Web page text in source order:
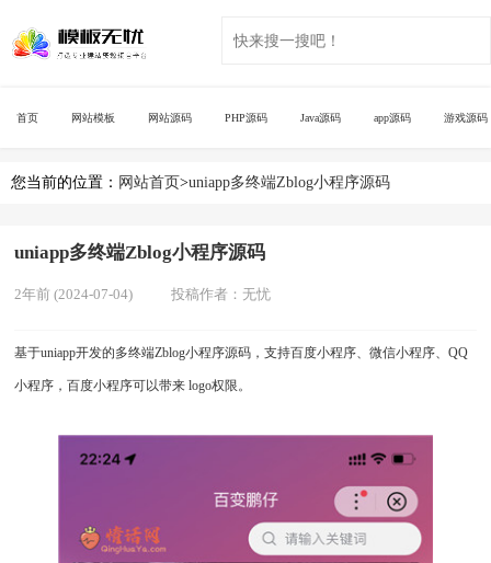
首页 网站模板 网站源码 PHP源码 Java源码 app源码 游戏源码
您当前的位置： 网站首页>uniapp多终端Zblog小程序源码
uniapp多终端Zblog小程序源码
2年前 (2024-07-04) 投稿作者： 无忧
基于uniapp开发的多终端Zblog小程序源码，支持百度小程序、微信小程序、QQ
小程序，百度小程序可以带来 logo权限。